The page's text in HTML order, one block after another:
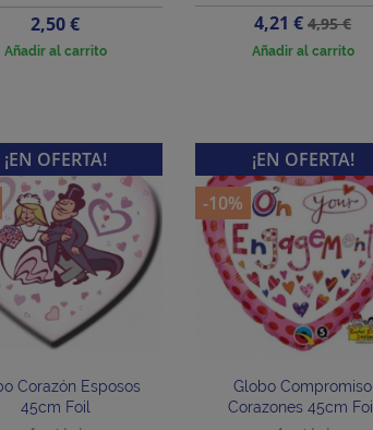
Precio
2,50 €
Añadir al carrito
Precio
4,21 €Precio
base
4,95 €
Añadir al carrito
Corazón Esposos
45cm Foil
¡EN OFERTA!
Globo Compromiso
Corazones 45cm Foil
¡EN OFERTA!
-10%